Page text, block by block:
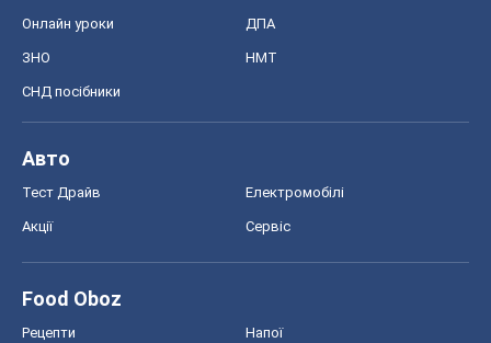
Онлайн уроки ДПА
ЗНО НМТ
СНД посібники
Авто
Тест Драйв Електромобілі
Акції Сервіс
Food Oboz
Рецепти Напої